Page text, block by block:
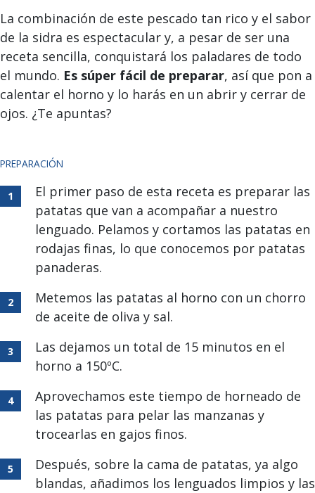
La combinación de este pescado tan rico y el sabor
de la sidra es espectacular y, a pesar de ser una
receta sencilla, conquistará los paladares de todo
el mundo. Es súper fácil de preparar, así que pon a
calentar el horno y lo harás en un abrir y cerrar de
ojos. ¿Te apuntas?
PREPARACIÓN
El primer paso de esta receta es preparar las
patatas que van a acompañar a nuestro
lenguado. Pelamos y cortamos las patatas en
rodajas finas, lo que conocemos por patatas
panaderas.
Metemos las patatas al horno con un chorro
de aceite de oliva y sal.
Las dejamos un total de 15 minutos en el
horno a 150ºC.
Aprovechamos este tiempo de horneado de
las patatas para pelar las manzanas y
trocearlas en gajos finos.
Después, sobre la cama de patatas, ya algo
blandas, añadimos los lenguados limpios y las